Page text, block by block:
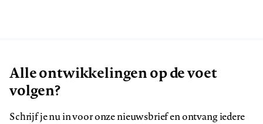
Alle ontwikkelingen op de voet
volgen?
Schrijf je nu in voor onze nieuwsbrief en ontvang iedere